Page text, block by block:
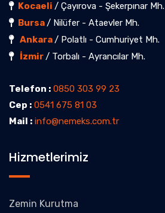
Kocaeli / Çayırova - Şekerpınar Mh.
Bursa/ Nilüfer - Ataevler Mh.
Ankara/ Polatlı - Cumhuriyet Mh.
İzmir/ Torbalı - Ayrancılar Mh.
Telefon : 0850 303 99 23
Cep : 0541 675 81 03
Mail : info@nemeks.com.tr
Hizmetlerimiz
Zemin Kurutma